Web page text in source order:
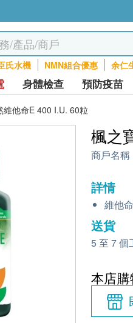
氏水機 NMN組合優惠 余仁
身體檢查 預防疫苗
維他命E 400 I.U. 60粒
楓之
商戶名稱
詳情
維他
送貨
5 至 7 個
本店